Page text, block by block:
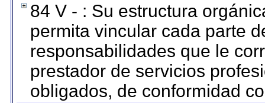
84 V - : Su estructura
permita vincular cada parte
responsabilidades que le
prestador de servicios
obligados, de conformidad